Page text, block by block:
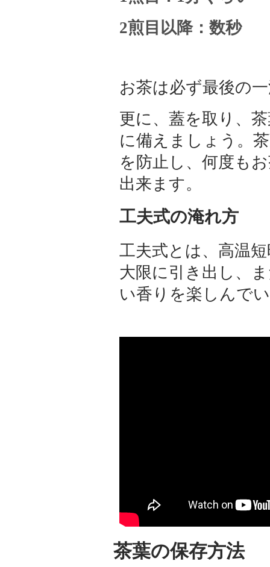
2煎目以降：数秒
お茶は必ず最後の
更に、蓋を取り、
に備えましょう。
を防止し、何度も
出来ます。
工夫式の淹れ方
工夫式とは、高温
大限に引き出し、
い香りを楽しんで
茶葉の保存方法